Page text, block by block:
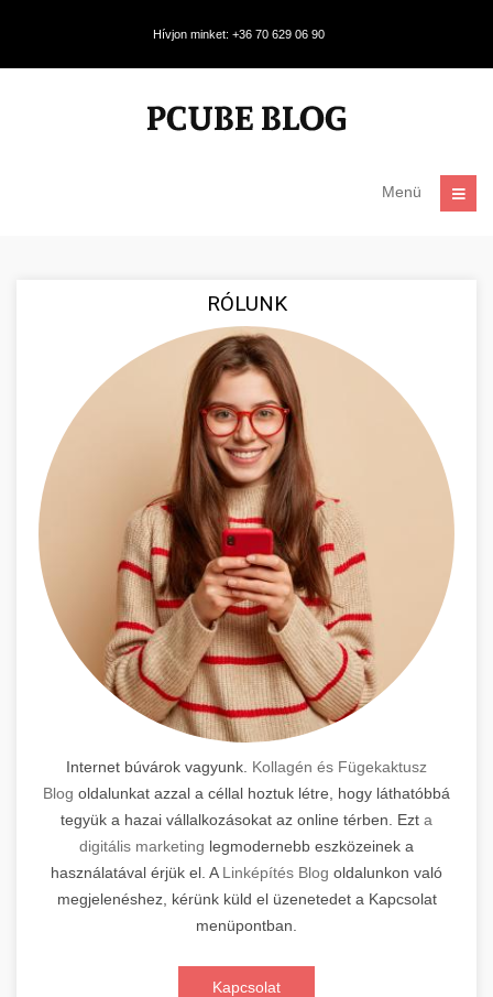
Hívjon minket: +36 70 629 06 90
Menü
RÓLUNK
Internet búvárok vagyunk. Kollagén és Fügekaktusz
Blog oldalunkat azzal a céllal hoztuk létre, hogy láthatóbbá
tegyük a hazai vállalkozásokat az online térben. Ezt a
digitális marketing legmodernebb eszközeinek a
használatával érjük el. A Linképítés Blog oldalunkon való
megjelenéshez, kérünk küld el üzenetedet a Kapcsolat
menüpontban.
Kapcsolat